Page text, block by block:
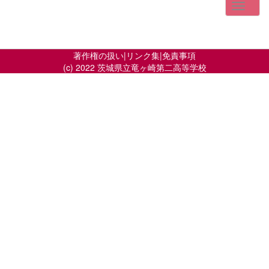
著作権の扱い| リンク集|免責事項
(c) 2022 茨城県立竜ヶ崎第二高等学校